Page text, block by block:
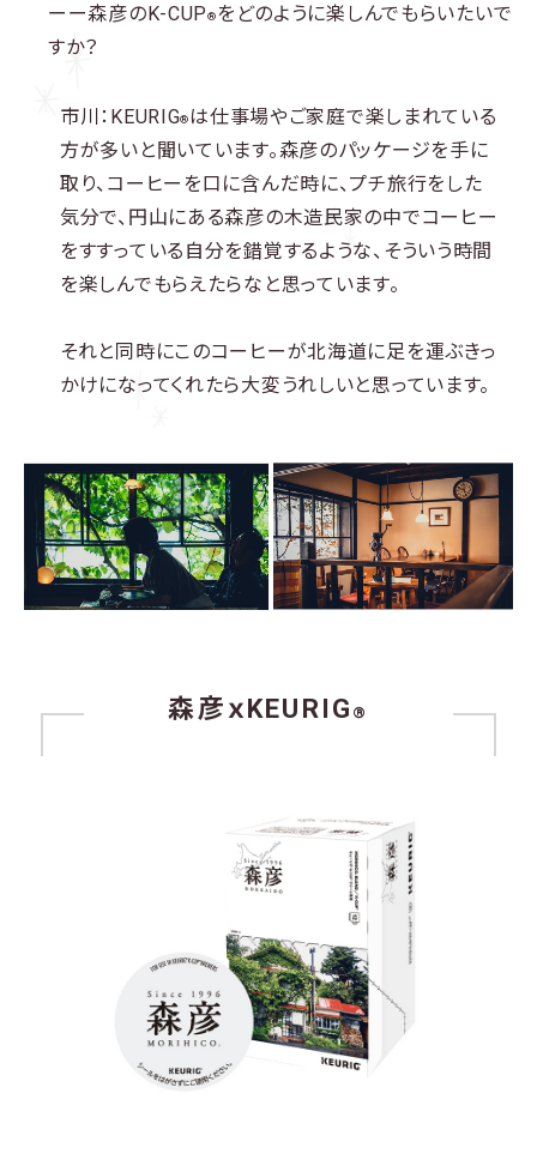
ーー森彦のK-CUP®をどのように楽しんでもらいたいで
すか？
市川：KEURIG®は仕事場やご家庭で楽しまれている
方が多いと聞いています。森彦のパッケージを手に
取り、コーヒーを口に含んだ時に、プチ旅行をした
気分で、円山にある森彦の木造民家の中でコーヒー
をすすっている自分を錯覚するような、そういう時間
を楽しんでもらえたらなと思っています。
それと同時にこのコーヒーが北海道に足を運ぶきっ
かけになってくれたら大変うれしいと思っています。
森彦ｘKEURIG ®